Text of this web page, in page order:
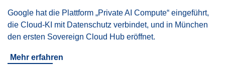
Google hat die Plattform „Private AI Compute“ eingeführt,
die Cloud-KI mit Datenschutz verbindet, und in München
den ersten Sovereign Cloud Hub eröffnet.
Mehr erfahren